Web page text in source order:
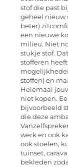
stof die past
geheel nieuw
beter)
een nieuwe
milieu. Niet
stukje stof.
stofferen
stoffen) en
Helemaal
niet kopen.
bijvoorbeeld
die deze
werk en ook
ook stoelen,
tuinset,
bekleden